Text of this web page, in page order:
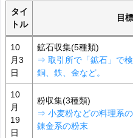
タイ
トル
目標
10
月3
日
鉱石収集(5種類)
⇒ 取引所で「鉱石」で検
銅、鉄、金など。
10
月
19
日
粉収集(3種類)
⇒ 小麦粉などの料理系
錬金系の粉末